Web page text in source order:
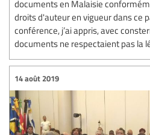
documents en Malaisie
droits d'auteur en vigueur dans ce
conférence, j’ai appris, avec
documents ne respectaient pas la
14 août 2019